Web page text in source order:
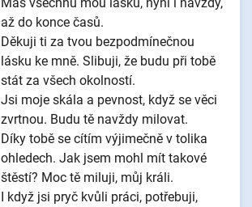
Máš všechnu mou lásku, nyní i navždy,
až do konce časů.
Děkuji ti za tvou bezpodmínečnou
lásku ke mně. Slibuji, že budu při tobě
stát za všech okolností.
Jsi moje skála a pevnost, když se věci
zvrtnou. Budu tě navždy milovat.
Díky tobě se cítím výjimečně v tolika
ohledech. Jak jsem mohl mít takové
štěstí? Moc tě miluji, můj králi.
I když jsi pryč kvůli práci, potřebuji,